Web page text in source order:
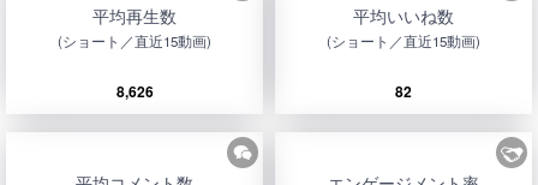
平均再生数
(ショート／直近15動画)
8,626
平均いいね数
(ショート／直近15動画)
82